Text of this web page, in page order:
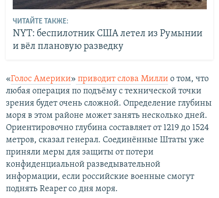
ЧИТАЙТЕ ТАКЖЕ:
NYT: беспилотник США летел из Румынии
и вёл плановую разведку
«Голос Америки»​ приводит слова Милли о том, что
любая операция по подъёму с технической точки
зрения будет очень сложной. Определение глубины
моря в этом районе может занять несколько дней.
Ориентировочно глубина составляет от 1219 до 1524
метров, сказал генерал. Соединённые Штаты уже
приняли меры для защиты от потери
конфиденциальной разведывательной
информации, если российские военные смогут
поднять Reaper со дня моря.